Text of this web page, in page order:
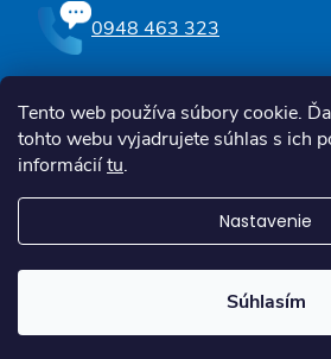
Tento web používa súbory cookie.
tohto webu vyjadrujete súhlas s ich
informáciítu.
Nastavenie
Súhlasím
0948 463 323
Sledujte nás na Facebooku